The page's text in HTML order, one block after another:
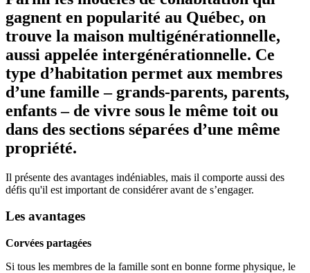
gagnent en popularité au Québec, on
trouve la maison multigénérationnelle,
aussi appelée intergénérationnelle. Ce
type d’habitation permet aux membres
d’une famille – grands-parents, parents,
enfants – de vivre sous le même toit ou
dans des sections séparées d’une même
propriété.
Il présente des avantages indéniables, mais il comporte aussi des
défis qu'il est important de considérer avant de s’engager.
Les avantages
Corvées partagées
Si tous les membres de la famille sont en bonne forme physique, le